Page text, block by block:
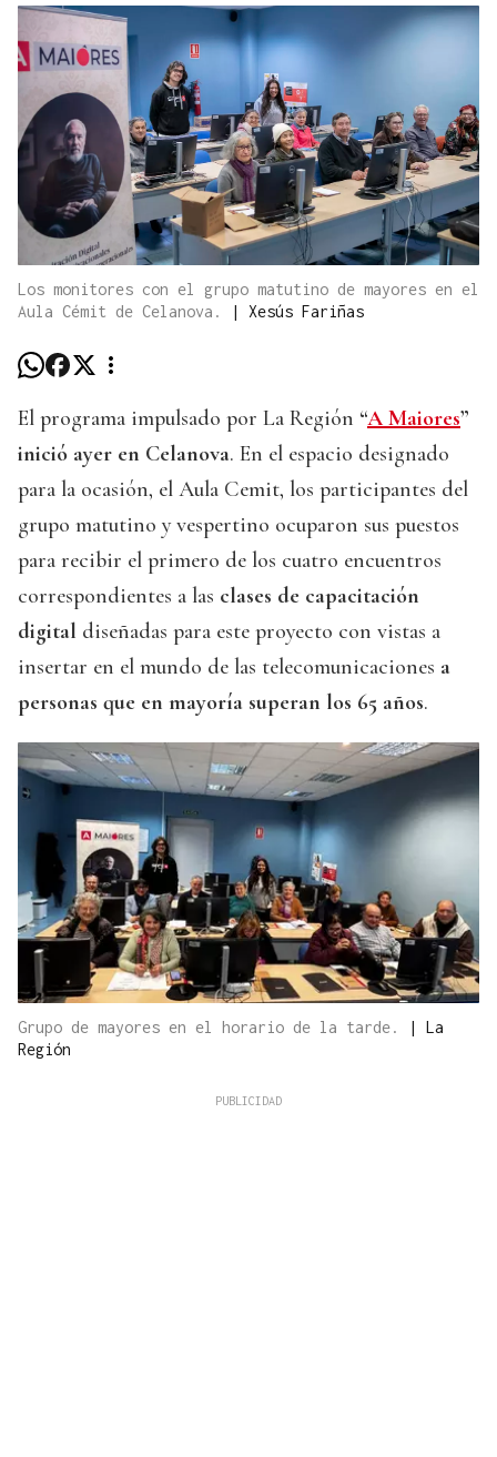
Los monitores con el grupo matutino de mayores en el
Aula Cémit de Celanova.
| Xesús Fariñas
El programa impulsado por La Región “A Maiores”
inició ayer en Celanova. En el espacio designado
para la ocasión, el Aula Cemit, los participantes del
grupo matutino y vespertino ocuparon sus puestos
para recibir el primero de los cuatro encuentros
correspondientes a las clases de capacitación
digital diseñadas para este proyecto con vistas a
insertar en el mundo de las telecomunicaciones a
personas que en mayoría superan los 65 años.
Grupo de mayores en el horario de la tarde. | La
Región